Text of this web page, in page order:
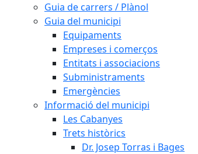
Guia de carrers / Plànol
Guia del municipi
Equipaments
Empreses i comerços
Entitats i associacions
Subministraments
Emergències
Informació del municipi
Les Cabanyes
Trets històrics
Dr. Josep Torras i Bages